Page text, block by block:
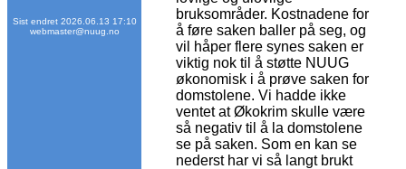
Sist endret 2026.06.13 17:10
webmaster@nuug.no
bruksområder. Kostnadene for
å føre saken baller på seg, og
vil håper flere synes saken er
viktig nok til å støtte NUUG
økonomisk i å prøve saken for
domstolene. Vi hadde ikke
ventet at Økokrim skulle være
så negativ til å la domstolene
se på saken. Som en kan se
nederst har vi så langt brukt